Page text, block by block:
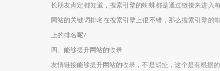
长朋友肯定都知道，搜索引擎的蜘蛛都是通过链接来进入
网站的关键词排名在搜索引擎上很不错，那么搜索引擎
上的排名呢?
四、能够提升网站的收录
友情链接能够提升网站的收录，不是胡扯，这个是有根据